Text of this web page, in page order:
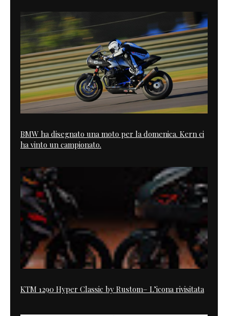
BMW ha disegnato una moto per la domenica. Kern ci
ha vinto un campionato.
KTM 1290 Hyper Classic by Rustom– L’icona rivisitata